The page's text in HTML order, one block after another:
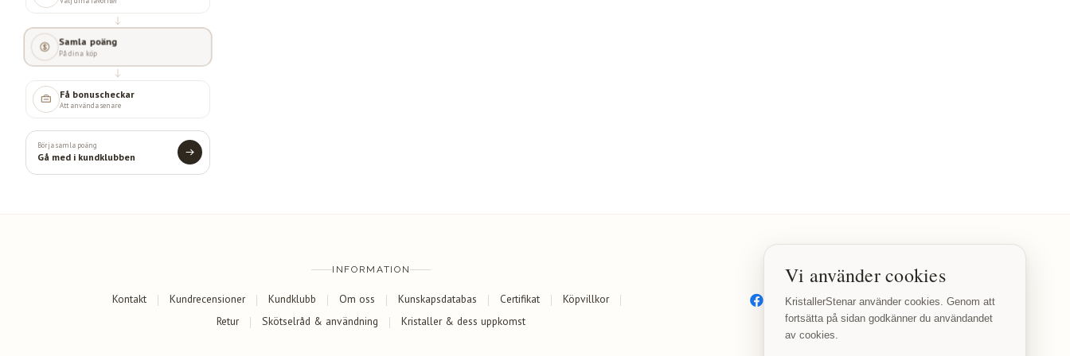
Samla poäng
På dina köp
Få bonuscheckar
Att använda senare
Börja samla poäng
Gå med i kundklubben
INFORMATION
Kontakt Kundrecensioner Kundklubb Om oss Kunskapsdatabas Certifikat
Köpvillkor
Retur
Skötselråd & användning Kristaller & dess uppkomst
SOCIALA MEDIER
Facebook Instagram
Vi använder cookies
KristallerStenar använder cookies. Genom att
fortsätta på sidan godkänner du användandet
av cookies.